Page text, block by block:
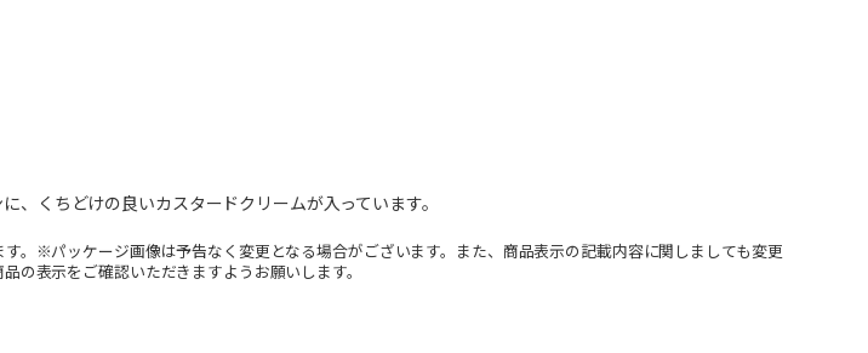
、くちどけの良いカスタードクリームが入っています。
。※パッケージ画像は予告なく変更となる場合がございます。また、商品表示の記載内容に関しましても変更
の表示をご確認いただきますようお願いします。